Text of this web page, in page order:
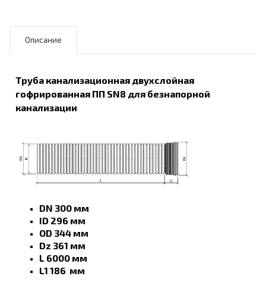
Описание
Труба канализационная двухслойная
гофрированная ПП SN8 для безнапорной
канализации
DN 300 мм
ID 296 мм
OD 344 мм
Dz 361 мм
L 6000 мм
L1 186 мм